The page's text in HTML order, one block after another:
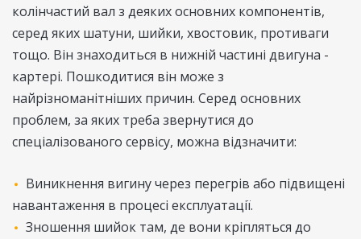
колінчастий вал з деяких основних компонентів,
серед яких шатуни, шийки, хвостовик, противаги
тощо. Він знаходиться в нижній частині двигуна -
картері. Пошкодитися він може з
найрізноманітніших причин. Серед основних
проблем, за яких треба звернутися до
спеціалізованого сервісу, можна відзначити:
Виникнення вигину через перегрів або підвищені
навантаження в процесі експлуатації.
Зношення шийок там, де вони кріпляться до